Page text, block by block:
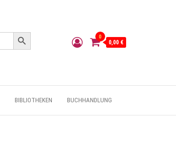
Search Button
0
0,00 €
BIBLIOTHEKEN BUCHHANDLUNG